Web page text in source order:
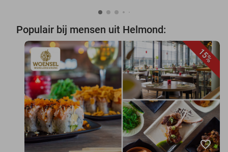
Populair bij mensen uit Helmond:
15%
favorite_border